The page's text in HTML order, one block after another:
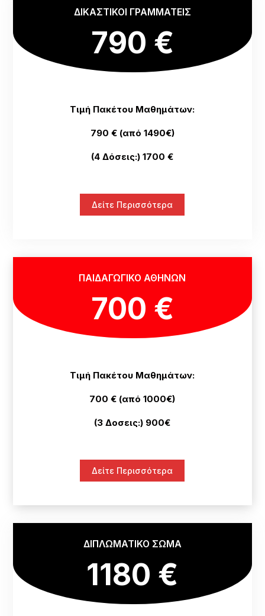
ΔΙΚΑΣΤΙΚΟΙ ΓΡΑΜΜΑΤΕΙΣ
790 €
Τιμή Πακέτου Μαθημάτων:
790 € (από 1490€)
(4 Δόσεις:) 1700 €
Δείτε Περισσότερα
ΠΑΙΔΑΓΩΓΙΚΟ ΑΘΗΝΩΝ
700 €
Τιμή Πακέτου Μαθημάτων:
700 € (από 1000€)
(3 Δοσεις:) 900€
Δείτε Περισσότερα
ΔΙΠΛΩΜΑΤΙΚΟ ΣΩΜΑ
1180 €